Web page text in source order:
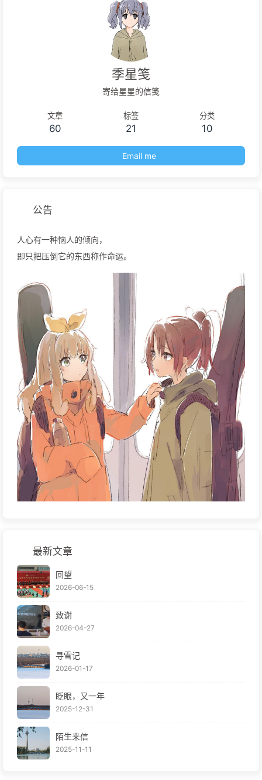
季星笺
寄给星星的信笺
文章
60
标签
21
分类
10
Email me
公告
人心有一种恼人的倾向，
即只把压倒它的东西称作命运。
最新文章
回望
2026-06-15
致谢
2026-04-27
寻雪记
2026-01-17
眨眼，又一年
2025-12-31
陌生来信
2025-11-11